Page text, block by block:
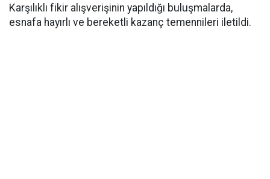
Karşılıklı fikir alışverişinin yapıldığı buluşmalarda,
esnafa hayırlı ve bereketli kazanç temennileri iletildi.